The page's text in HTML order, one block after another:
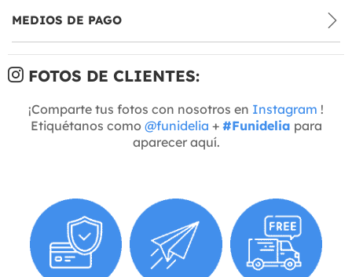
MEDIOS DE PAGO
FOTOS DE CLIENTES:
¡Comparte tus fotos con nosotros en Instagram !
Etiquétanos como @funidelia + #Funidelia para
aparecer aquí.